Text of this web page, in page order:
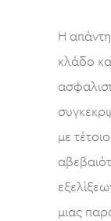
Η
κλάδο
με
μιας